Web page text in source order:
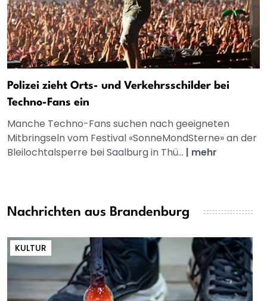
Polizei zieht Orts- und Verkehrsschilder bei
Techno-Fans ein
Manche Techno-Fans suchen nach geeigneten
Mitbringseln vom Festival «SonneMondSterne» an der
Bleilochtalsperre bei Saalburg in Thü... | mehr
Nachrichten aus Brandenburg
KULTUR